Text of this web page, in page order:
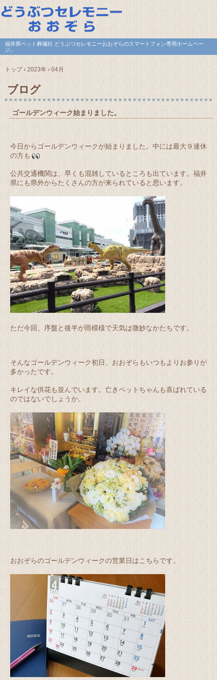
福井県ペット葬儀社 どうぶつセレモニーおおぞらのスマートフォン専用ホームペー
ジ。
トップ› 2023年 › 04月
ブログ
ゴールデンウィーク始まりました。
今日からゴールデンウィークが始まりました。中には最大９連休
の方も
公共交通機関は、早くも混雑しているところも出ています。福井
県にも県外からたくさんの方が来られていると思います。
ただ今回、序盤と後半が雨模様で天気は微妙なかたちです。
そんなゴールデンウィーク初日、おおぞらもいつもよりお参りが
多かったです。
キレイな供花も並んでいます。亡きペットちゃんも喜ばれている
のではないでしょうか。
おおぞらのゴールデンウィークの営業日はこちらです。